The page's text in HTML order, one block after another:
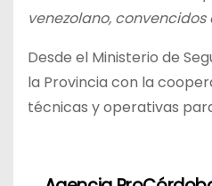
venezolano,
Desde el Ministerio de
la Provincia con la
técnicas y operativas